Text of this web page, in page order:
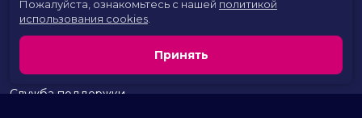
Расписание
Скоро в кино
Территория развлечений
Новости и акции
Служба поддержки
Пожалуйста, ознакомьтесь с нашей политикой
использования cookies
Принять